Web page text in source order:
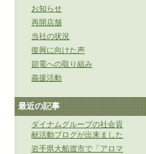
お知らせ
再開店舗
当社の状況
復興に向けた声
節電への取り組み
義援活動
最近の記事
ダイナムグループの社会貢
献活動ブログが出来ました
岩手県大船渡市で「アロマ